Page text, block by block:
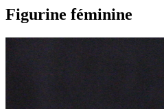
Figurine féminine